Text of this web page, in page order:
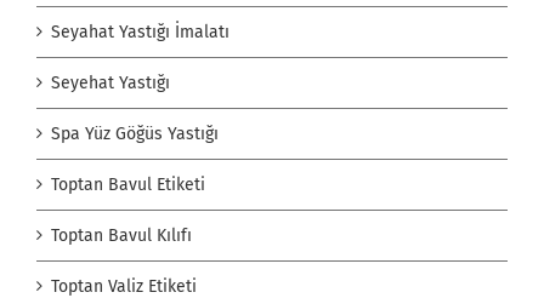
Seyahat Yastığı İmalatı
Seyehat Yastığı
Spa Yüz Göğüs Yastığı
Toptan Bavul Etiketi
Toptan Bavul Kılıfı
Toptan Valiz Etiketi